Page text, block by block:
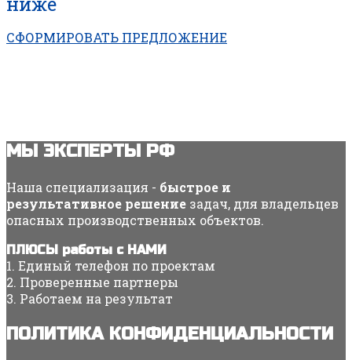
СФОРМИРОВАТЬ ПРЕДЛОЖЕНИЕ
МЫ ЭКСПЕРТЫ РФ
Наша специализация - быстрое и
результативное решение задач, для владельцев
опасных производственных объектов.
ПЛЮСЫ работы с НАМИ
1. Единый телефон по проектам
2. Проверенные партнеры
3. Работаем на результат
ПОЛИТИКА КОНФИДЕНЦИАЛЬНОСТИ